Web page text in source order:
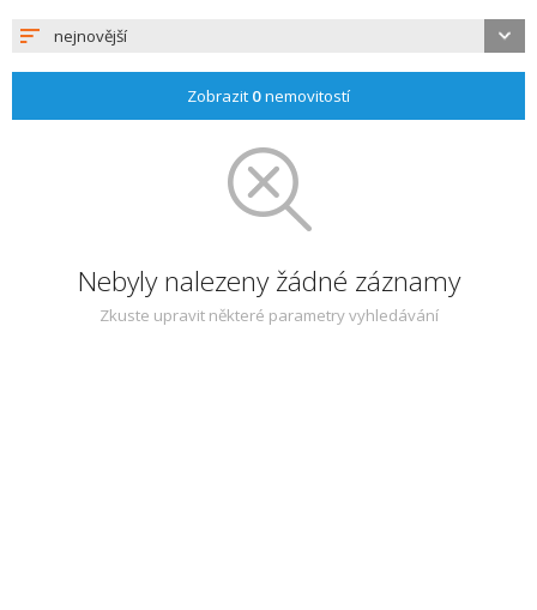
nejnovější
Zobrazit 0nemovitostí
Nebyly nalezeny žádné záznamy
Zkuste upravit některé parametry vyhledávání